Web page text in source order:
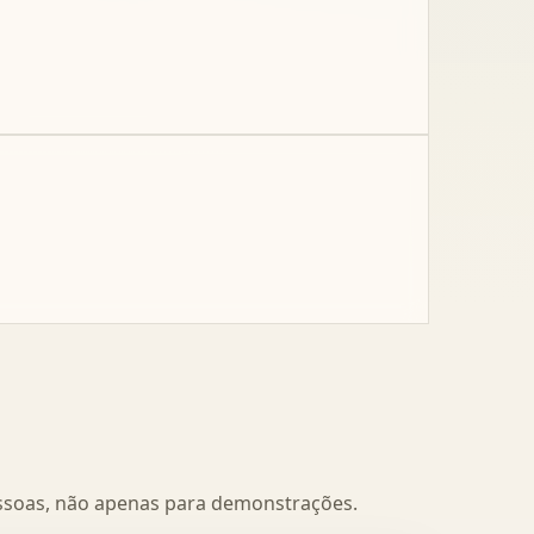
não apenas para demonstrações.